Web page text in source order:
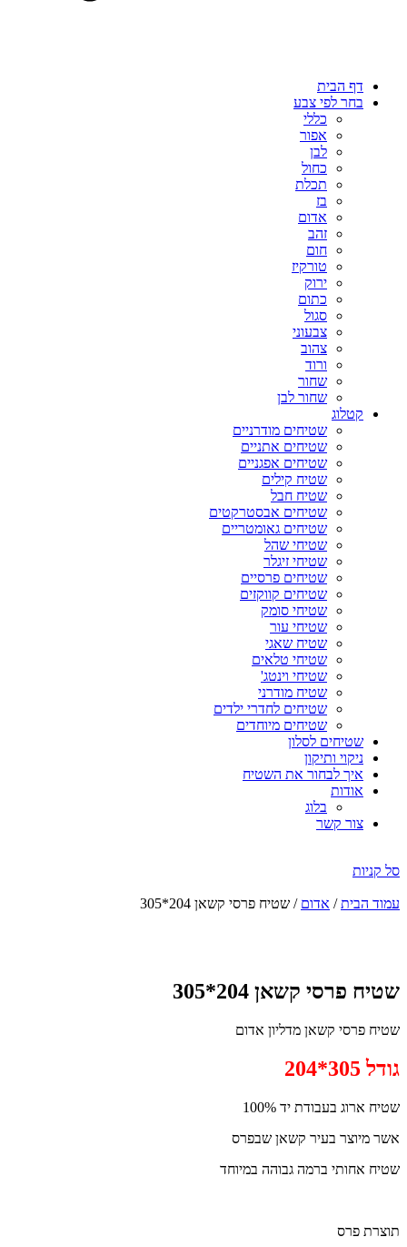
דף הבית
בחר לפי צבע
כללי
אפור
לבן
כחול
תכלת
בז
אדום
זהב
חום
טורקיז
ירוק
כתום
סגול
צבעוני
צהוב
ורוד
שחור
שחור לבן
קטלוג
שטיחים מודרניים
שטיחים אתניים
שטיחים אפגניים
שטיח קילים
שטיח חבל
שטיחים אבסטרקטים
שטיחים גאומטריים
שטיחי שהל
שטיחי זיגלר
שטיחים פרסיים
שטיחים קווקזים
שטיחי סומק
שטיחי עור
שטיח שאגי
שטיחי טלאים
שטיחי וינטג'
שטיח מודרני
שטיחים לחדרי ילדים
שטיחים מיוחדים
שטיחים לסלון
ניקוי ותיקון
איך לבחור את השטיח
אודות
בלוג
צור קשר
סל קניות
עמוד הבית/ אדום / שטיח פרסי קשאן 204*305
הנחה
שטיח פרסי קשאן 204*305
שטיח פרסי קשאן מדליון אדום
גודל 305*204
שטיח ארוג בעבודת יד 100%
אשר מיוצר בעיר קשאן שבפרס
שטיח אחותי ברמה גבוהה במיוחד
תוצרת פרס